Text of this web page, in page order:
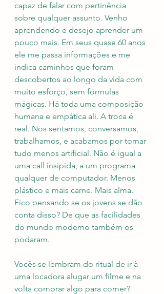
capaz de falar com pertinência
sobre qualquer assunto. Venho
aprendendo e desejo aprender um
pouco mais. Em seus quase 60 anos
ele me passa informações e me
indica caminhos que foram
descobertos ao longo da vida com
muito esforço, sem fórmulas
mágicas. Há toda uma composição
humana e empática ali. A troca é
real. Nos sentamos, conversamos,
trabalhamos, e acabamos por tornar
tudo menos artificial. Não é igual a
uma call insípida, a um programa
qualquer de computador. Menos
plástico e mais carne. Mais alma.
Fico pensando se os jovens se dão
conta disso? De que as facilidades
do mundo moderno também os
podaram.
Vocês se lembram do ritual de ir à
uma locadora alugar um filme e na
volta comprar algo para comer?